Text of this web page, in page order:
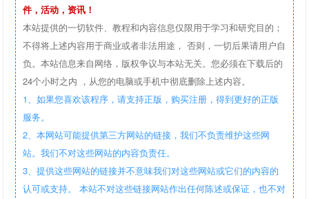
件，活动，资讯！
本站提供的一切软件、教程和内容信息仅限用于学习和研究目的；
不得将上述内容用于商业或者非法用途， 否则，一切后果请用户自
负。本站信息来自网络，版权争议与本站无关。您必须在下载后的
24个小时之内 ，从您的电脑或手机中彻底删除上述内容。
1、如果您喜欢该程序，请支持正版，购买注册，得到更好的正版
服务。
2、本网站可能提供第三方网站的链接，我们不负责维护这些网
站。我们不对这些网站的内容负责任。
3、提供这些网站的链接并不意味我们对这些网站或它们的内容的
认可或支持。 本站不对这些链接网站作出任何陈述或保证，也不对